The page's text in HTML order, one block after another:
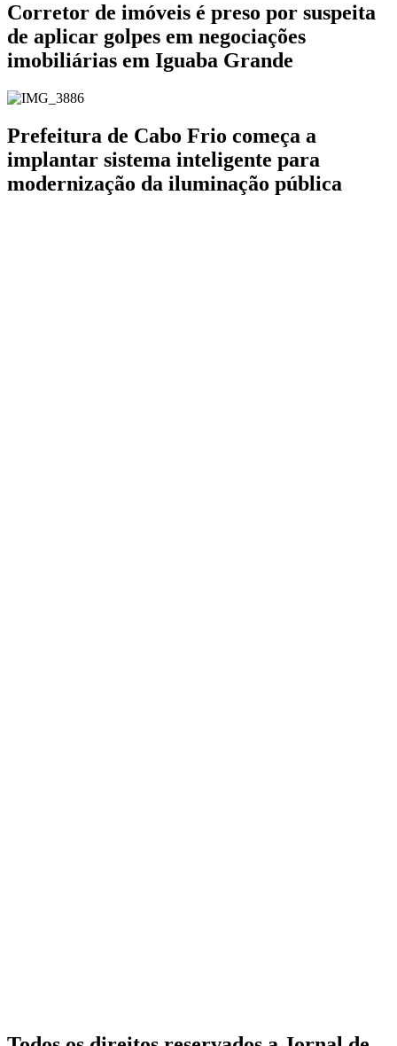
Corretor de imóveis é preso por suspeita
de aplicar golpes em negociações
imobiliárias em Iguaba Grande
Prefeitura de Cabo Frio começa a
implantar sistema inteligente para
modernização da iluminação pública